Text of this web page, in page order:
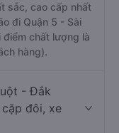
sắc, cao cấp nhất
đi Quận 5 - Sài
chất lượng là
hàng).
- Đắk
đôi, xe